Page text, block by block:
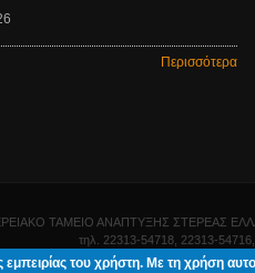
Περισσότερα
ΤΑΜΕΙΟ ΑΝΑΠΤΥΞΗΣ ΣΤΕΡΕΑΣ
τηλ. 22313-54718, 22313-
& δημιουργίαΓΝΩΣΙΣ Computers.
του χρήστη. Με τη χρήση